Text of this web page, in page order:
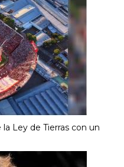
Ley de Tierras con un